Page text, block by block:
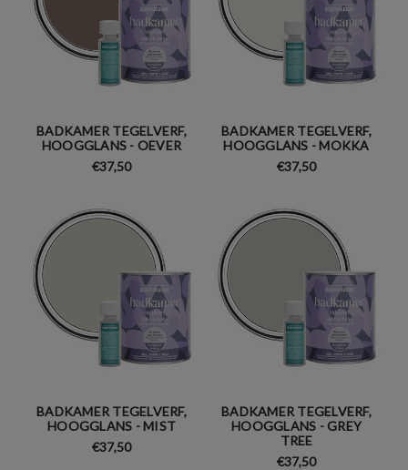
BADKAMER TEGELVERF,
HOOGGLANS - OEVER
€37,50
BADKAMER TEGELVERF,
HOOGGLANS - MOKKA
€37,50
BADKAMER TEGELVERF,
HOOGGLANS - MIST
€37,50
BADKAMER TEGELVERF,
HOOGGLANS - GREY
TREE
€37,50